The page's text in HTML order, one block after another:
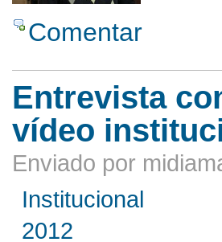
Comentar
Entrevista
vídeo
Enviado por
Institucional
2012